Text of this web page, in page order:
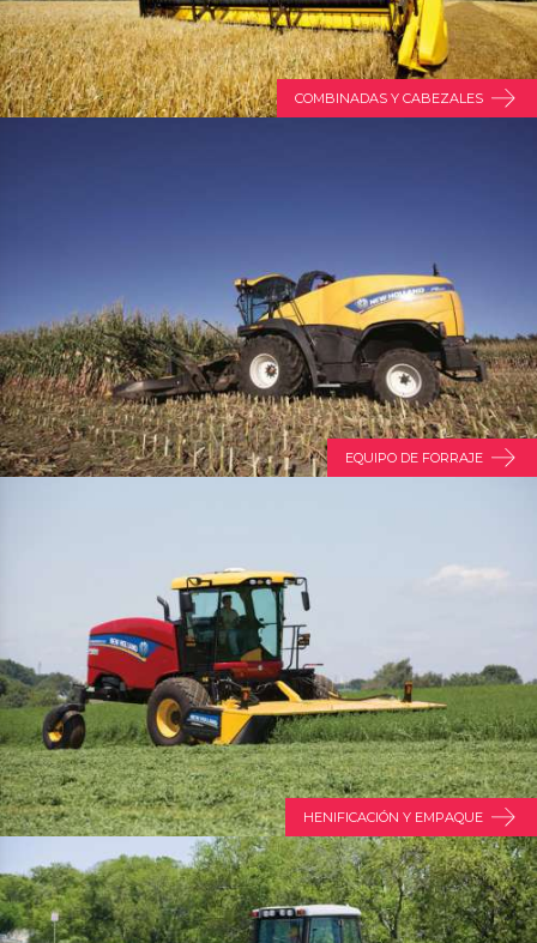
COMBINADAS Y CABEZALES
EQUIPO DE FORRAJE
HENIFICACIÓN Y EMPAQUE